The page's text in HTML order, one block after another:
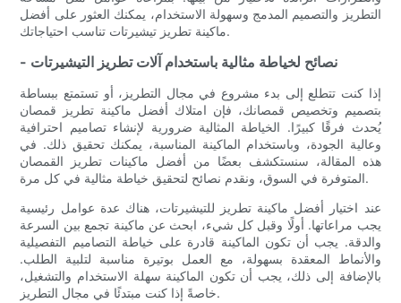
التطريز والتصميم المدمج وسهولة الاستخدام، يمكنك العثور على أفضل
ماكينة تطريز تيشيرتات تناسب احتياجاتك.
- نصائح لخياطة مثالية باستخدام آلات تطريز التيشيرتات
إذا كنت تتطلع إلى بدء مشروع في مجال التطريز، أو تستمتع ببساطة
بتصميم وتخصيص قمصانك، فإن امتلاك أفضل ماكينة تطريز قمصان
يُحدث فرقًا كبيرًا. الخياطة المثالية ضرورية لإنشاء تصاميم احترافية
وعالية الجودة، وباستخدام الماكينة المناسبة، يمكنك تحقيق ذلك. في
هذه المقالة، سنستكشف بعضًا من أفضل ماكينات تطريز القمصان
المتوفرة في السوق، ونقدم نصائح لتحقيق خياطة مثالية في كل مرة.
عند اختيار أفضل ماكينة تطريز للتيشيرتات، هناك عدة عوامل رئيسية
يجب مراعاتها. أولًا وقبل كل شيء، ابحث عن ماكينة تجمع بين السرعة
والدقة. يجب أن تكون الماكينة قادرة على خياطة التصاميم التفصيلية
والأنماط المعقدة بسهولة، مع العمل بوتيرة مناسبة لتلبية الطلب.
بالإضافة إلى ذلك، يجب أن تكون الماكينة سهلة الاستخدام والتشغيل،
خاصةً إذا كنت مبتدئًا في مجال التطريز.